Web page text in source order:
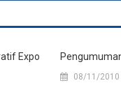
Expo
08/11/2010